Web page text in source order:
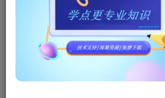
微信、QQ的聊天记录里经常会涉
人看到的私密内容话题，特别是在一
录个人账号，就特别容易造成隐私安